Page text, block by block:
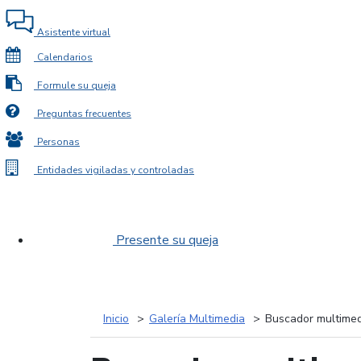
Asistente virtual
Calendarios
Formule su queja
Preguntas frecuentes
Personas
Entidades vigiladas y controladas
Presente su queja
Inicio Galería Multimedia Buscador